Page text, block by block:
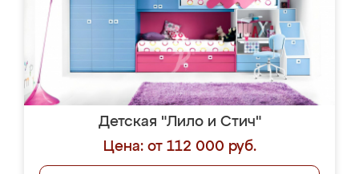
Детская "Лило и Стич"
Цена: от 112 000 руб.